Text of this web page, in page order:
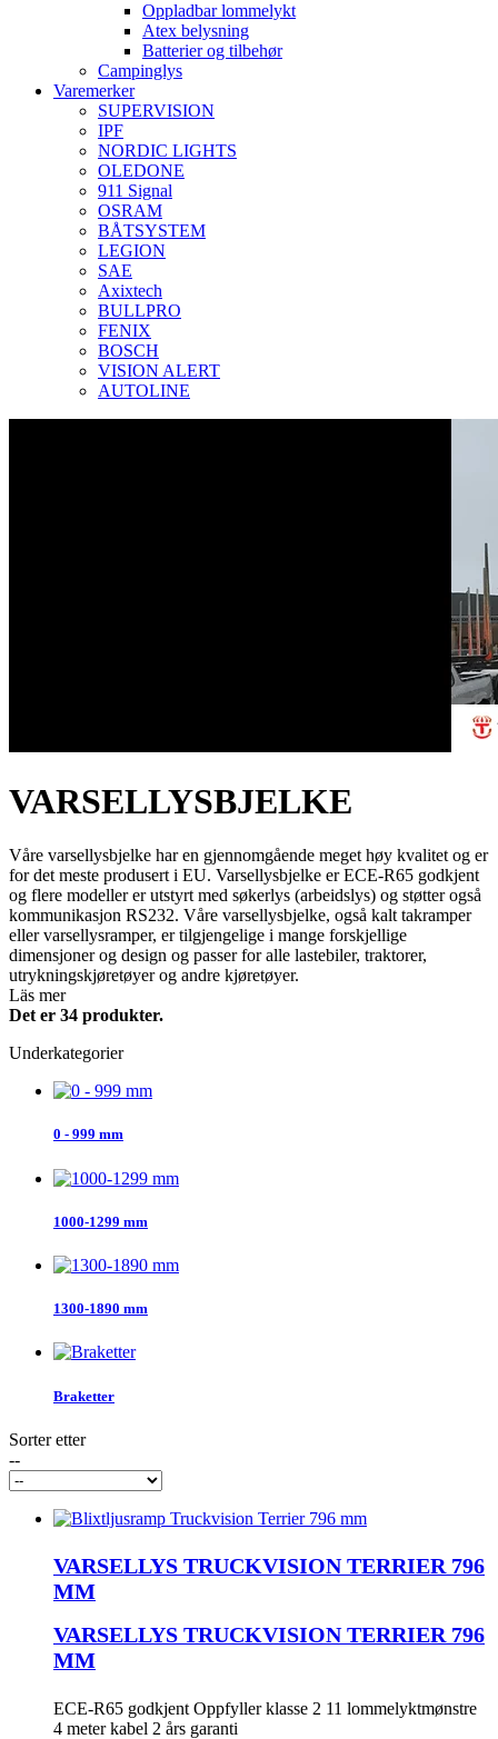
Oppladbar lommelykt
Atex belysning
Batterier og tilbehør
Campinglys
Varemerker
SUPERVISION
IPF
NORDIC LIGHTS
OLEDONE
911 Signal
OSRAM
BÅTSYSTEM
LEGION
SAE
Axixtech
BULLPRO
FENIX
BOSCH
VISION ALERT
AUTOLINE
VARSELLYSBJELKE
Våre varsellysbjelke har en gjennomgående meget høy kvalitet og er
for det meste produsert i EU. Varsellysbjelke er ECE-R65 godkjent
og flere modeller er utstyrt med søkerlys (arbeidslys) og støtter også
kommunikasjon RS232. Våre varsellysbjelke, også kalt takramper
eller varsellysramper, er tilgjengelige i mange forskjellige
dimensjoner og design og passer for alle lastebiler, traktorer,
utrykningskjøretøyer og andre kjøretøyer.
Läs mer
Det er 34 produkter.
Underkategorier
0 - 999 mm
1000-1299 mm
1300-1890 mm
Braketter
Sorter etter
--
VARSELLYS TRUCKVISION TERRIER 796
MM
VARSELLYS TRUCKVISION TERRIER 796
MM
ECE-R65 godkjent Oppfyller klasse 2 11 lommelyktmønstre
4 meter kabel 2 års garanti